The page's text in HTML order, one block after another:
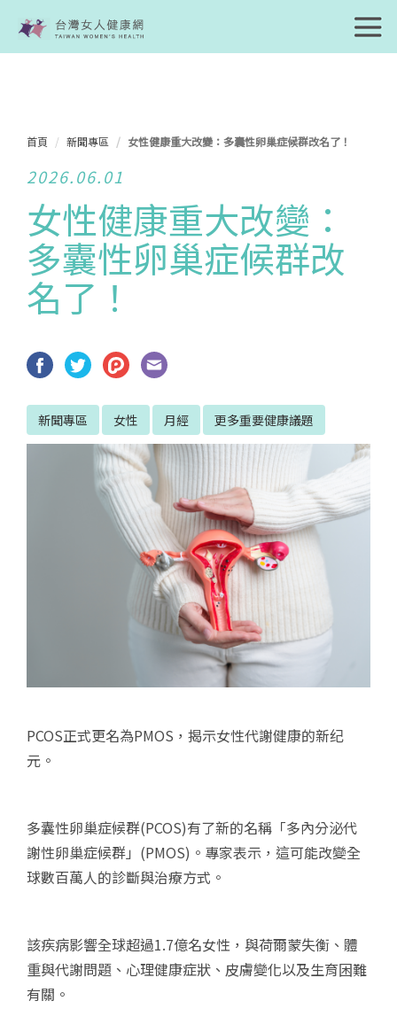
首頁 新聞專區 女性健康重大改變：多囊性卵巢症候群改名了！
2026.06.01
女性健康重大改變：
多囊性卵巢症候群改
名了！
新聞專區 女性 月經 更多重要健康議題
PCOS正式更名為PMOS，揭示女性代謝健康的新纪
元。
多囊性卵巢症候群(PCOS)有了新的名稱「多內分泌代
謝性卵巢症候群」(PMOS)。專家表示，這可能改變全
球數百萬人的診斷與治療方式。
該疾病影響全球超過1.7億名女性，與荷爾蒙失衡、體
重與代謝問題、心理健康症狀、皮膚變化以及生育困難
有關。